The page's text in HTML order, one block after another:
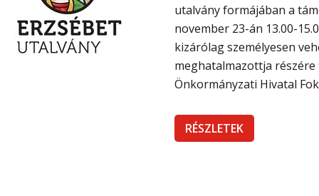
utalvány formájában a
november 23-án 13.00-
kizárólag személyesen
meghatalmazottja részére
Önkormányzati Hivatal
RÉSZLETEK